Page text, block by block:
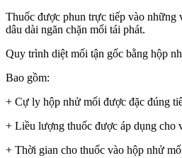
Thuốc được phun trực tiếp vào những
dâu dài ngăn chặn mối tái phát.
Quy trình diệt mối tận gốc bằng hộp
Bao gồm:
+ Cự ly hộp nhử mối được đặc đúng
+ Liều lượng thuốc được áp dụng cho
+ Thời gian cho thuốc vào hộp nhử